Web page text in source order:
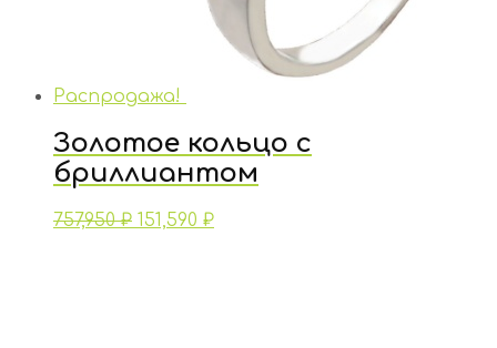
Распродажа!
Золотое кольцо с
бриллиантом
757,950₽ 151,590 ₽